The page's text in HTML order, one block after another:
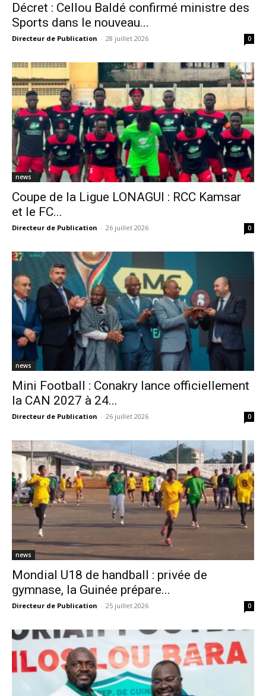
Décret : Cellou Baldé confirmé ministre des
Sports dans le nouveau...
Directeur de Publication - 28 juillet 2026 0
news
Coupe de la Ligue LONAGUI : RCC Kamsar
et le FC...
Directeur de Publication - 26 juillet 2026 0
news
Mini Football : Conakry lance officiellement
la CAN 2027 à 24...
Directeur de Publication - 26 juillet 2026 0
news
Mondial U18 de handball : privée de
gymnase, la Guinée prépare...
Directeur de Publication - 25 juillet 2026 0